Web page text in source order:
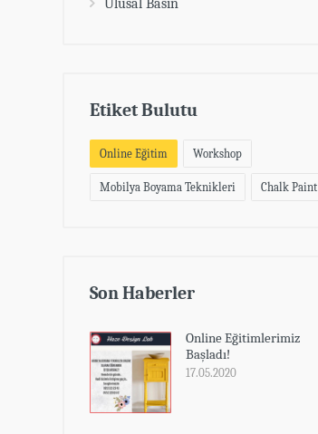
Ulusal Basın
Etiket Bulutu
Online Eğitim Workshop
Mobilya Boyama Teknikleri Chalk Paint
Son Haberler
Online Eğitimlerimiz
Başladı!
17.05.2020